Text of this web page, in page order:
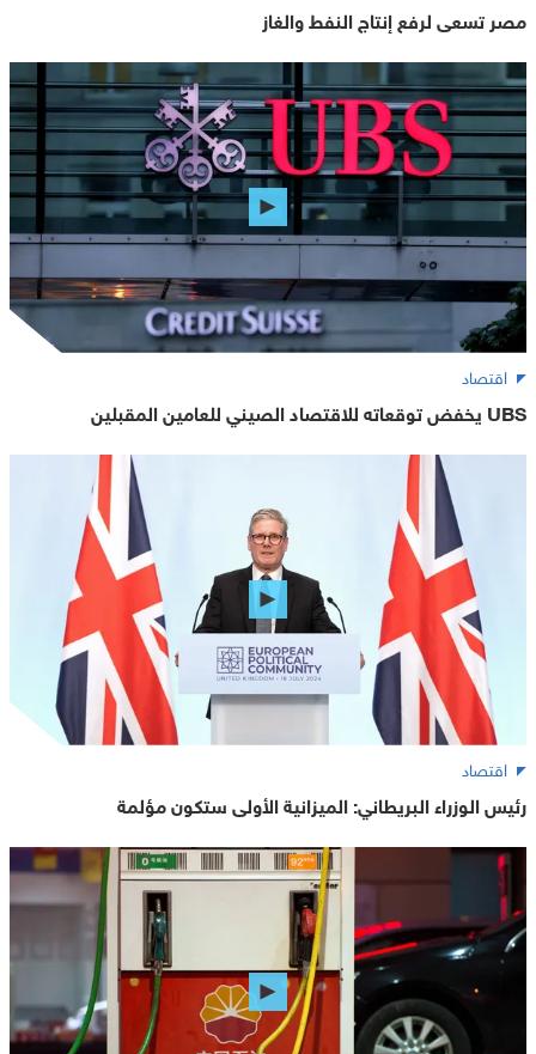
مصر تسعى لرفع إنتاج النفط والغاز
اقتصاد
UBS يخفض توقعاته للاقتصاد الصيني للعامين المقبلين
اقتصاد
رئيس الوزراء البريطاني: الميزانية الأولى ستكون مؤلمة